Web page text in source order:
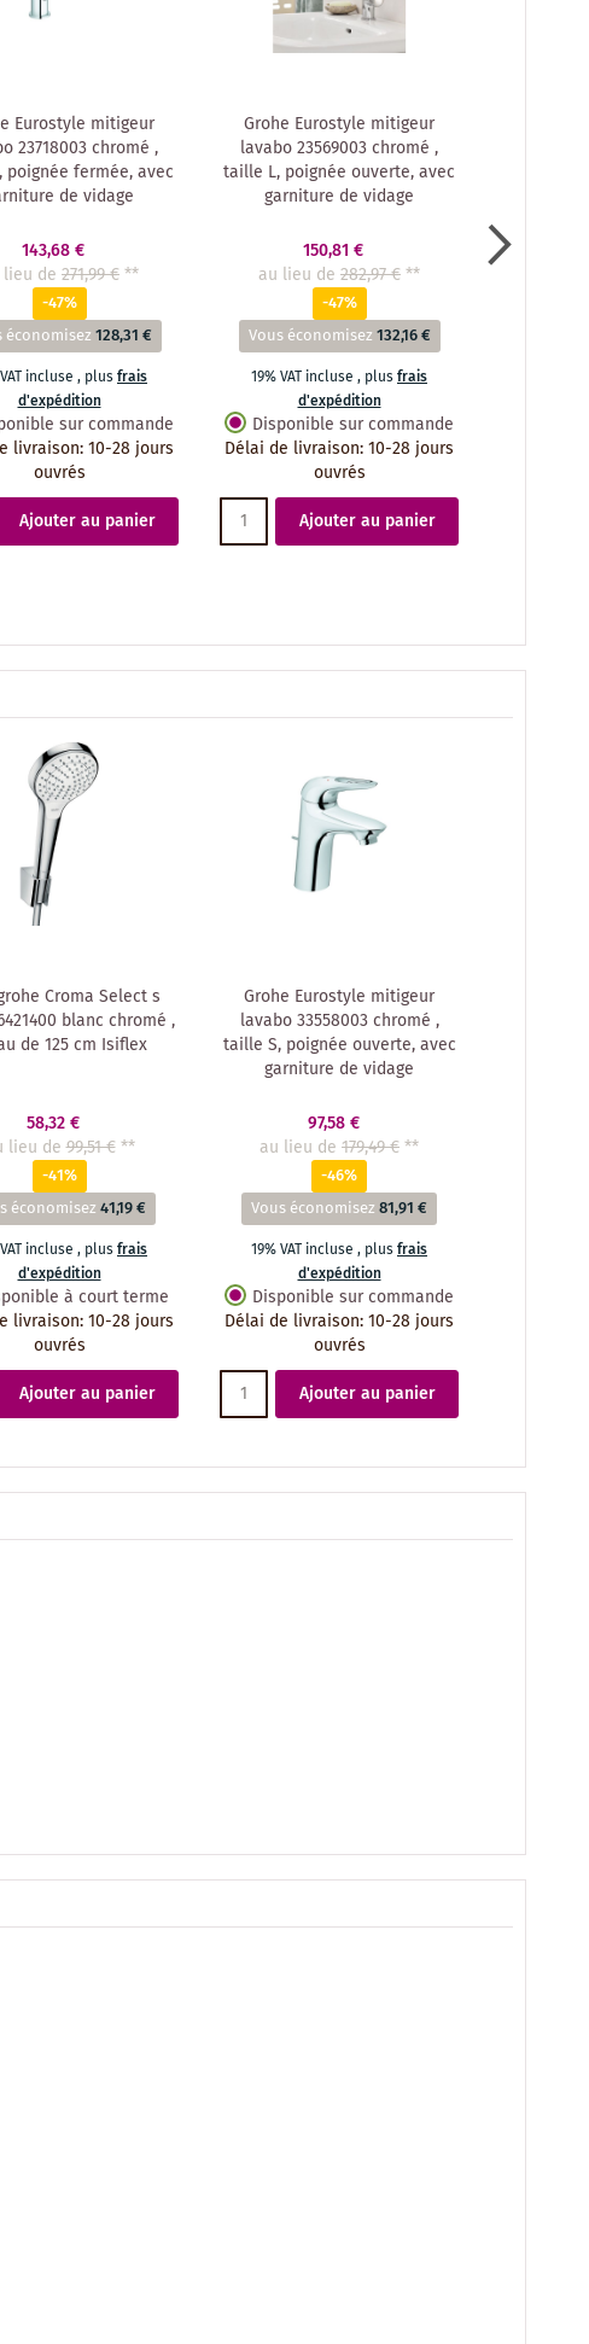
Eurostyle mitigeur
23718003 chromé ,
fermée, avec
de vidage
143,68 €
de 271,99 €**
-47%
économisez128,31 €
incluse , plusfrais
d'expédition
sur commande
livraison:10-28 jours
ouvrés
Ajouter au panier
Grohe Eurostyle mitigeur
lavabo 23569003 chromé ,
taille L, poignée ouverte, avec
garniture de vidage
150,81 €
au lieu de 282,97 €**
-47%
Vous économisez132,16 €
19% VAT incluse , plusfrais
d'expédition
Disponible sur commande
Délai de livraison:10-28 jours
ouvrés
Ajouter au panier
Croma Select s
blanc chromé ,
de 125 cm Isiflex
58,32 €
lieu de 99,51 € **
-41%
économisez41,19 €
incluse , plusfrais
d'expédition
à court terme
livraison:10-28 jours
ouvrés
Ajouter au panier
Grohe Eurostyle mitigeur
lavabo 33558003 chromé ,
taille S, poignée ouverte, avec
garniture de vidage
97,58 €
au lieu de 179,49 €**
-46%
Vous économisez81,91 €
19% VAT incluse , plusfrais
d'expédition
Disponible sur commande
Délai de livraison:10-28 jours
ouvrés
Ajouter au panier